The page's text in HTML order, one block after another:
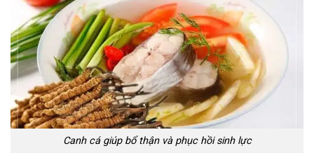
Canh cá giúp bổ thận và phục hồi sinh lực